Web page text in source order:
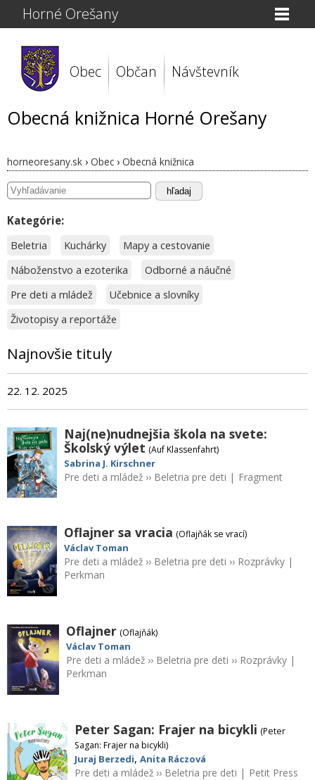
Horné Orešany
Obec Občan Návštevník
Obecná knižnica Horné Orešany
horneoresany.sk › Obec › Obecná knižnica
hľadaj
Kategórie:
Beletria Kuchárky
Mapy a cestovanie
Náboženstvo a ezoterika
Odborné a náučné
Pre deti a mládež
Učebnice a slovníky
Životopisy a reportáže
Najnovšie tituly
22. 12. 2025
Naj(ne)nudnejšia škola na svete:
Školský výlet (Auf Klassenfahrt)
Sabrina J. Kirschner
Pre deti a mládež›› Beletria pre deti | Fragment
Oflajner sa vracia (Oflajňák se vrací)
Václav Toman
Pre deti a mládež›› Beletria pre deti ›› Rozprávky|
Perkman
Oflajner (Oflajňák)
Václav Toman
Pre deti a mládež›› Beletria pre deti ›› Rozprávky|
Perkman
Peter Sagan: Frajer na bicykli (Peter
Sagan: Frajer na bicykli)
Juraj Berzedi,Anita Ráczová
Pre deti a mládež ›› Beletria pre deti | Petit Press